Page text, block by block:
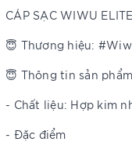
CÁP SẠC WIWU
😇 Thương hiệu:
😇 Thông tin sản phẩm
- Chất liệu: Hợp kim
- Đặc điểm